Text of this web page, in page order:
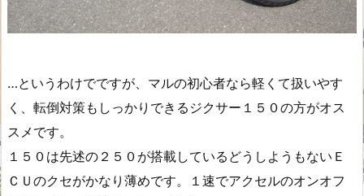
…というわけでですが、マルの初心者なら軽くて扱いやす
く、転倒対策もしっかりできるジクサー１５０の方がオス
スメです。
１５０は先述の２５０が搭載しているどうしようもないＥ
ＣＵのクセがかなり薄めです。１速でアクセルのオンオフ